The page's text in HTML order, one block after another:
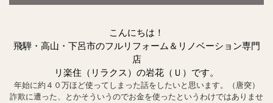
こんにちは！
飛騨・高山・下呂市のフルリフォーム＆リノベーション専門
店
リ楽住（リラクス）の岩花（Ｕ）です。
年始に約４０万ほど使ってしまった話をしたいと思います。（唐突）
詐欺に遭った、とかそういうのでお金を使ったというわけではありませ